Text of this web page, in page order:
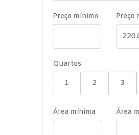
Preço mínimo Preço
Quartos
1 2 3
Área mínima Área